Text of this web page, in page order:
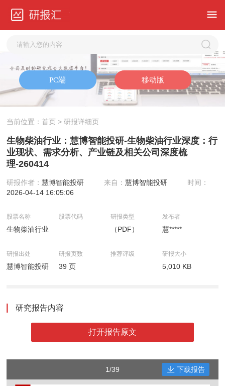
当前位置：首页 > 研报详细页
生物柴油行业：慧博智能投研-生物柴油行业深度：行
业现状、需求分析、产业链及相关公司深度梳
理-260414
研报作者：慧博智能投研 来自：慧博智能投研
时间：
2026-04-14 16:05:06
股票名称
生物柴油行业
股票代码 研报类型
（PDF）
发布者
慧*****
研报出处
慧博智能投研
研报页数
39 页
推荐评级 研报大小
5,010 KB
研究报告内容
打开报告原文
1/39 下载报告